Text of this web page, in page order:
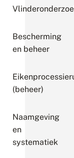
Bescherming
en beheer
(beheer)
Naamgeving
en
systematiek